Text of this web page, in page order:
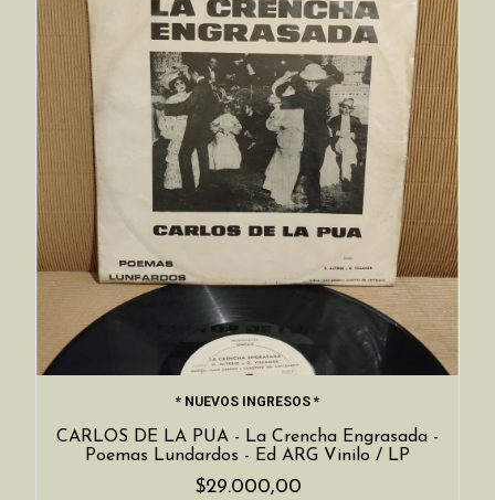
* NUEVOS INGRESOS *
CARLOS DE LA PUA - La Crencha Engrasada -
Poemas Lundardos - Ed ARG Vinilo / LP
$29.000,00